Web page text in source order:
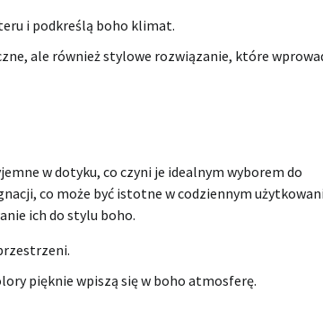
i podkreślą boho klimat.
ale również stylowe rozwiązanie, które
w dotyku, co czyni je idealnym wyborem do
co może być istotne w codziennym
ich do stylu boho.
pięknie wpiszą się w boho atmosferę.